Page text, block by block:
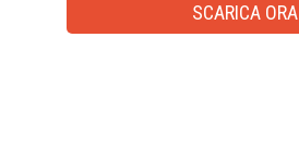
SCARICA ORA